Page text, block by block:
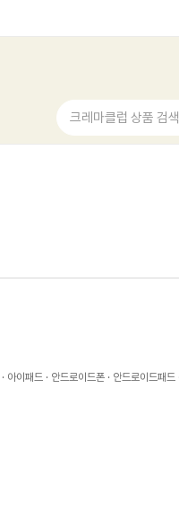
크레마클럽 상품 검색
아이패드 안드로이드폰
안드로이드패드